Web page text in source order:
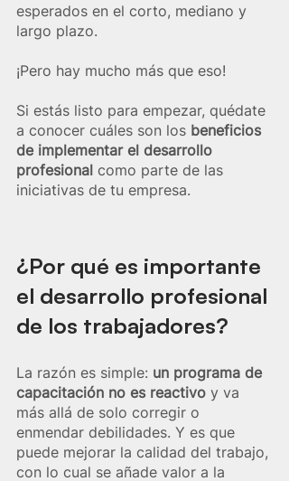
esperados en el corto, mediano y
largo plazo.
¡Pero hay mucho más que eso!
Si estás listo para empezar, quédate
a conocer cuáles son los beneficios
de implementar el desarrollo
profesional como parte de las
iniciativas de tu empresa.
¿Por qué es importante
el desarrollo profesional
de los trabajadores?
La razón es simple: un programa de
capacitación no es reactivo y va
más allá de solo corregir o
enmendar debilidades. Y es que
puede mejorar la calidad del trabajo,
con lo cual se añade valor a la